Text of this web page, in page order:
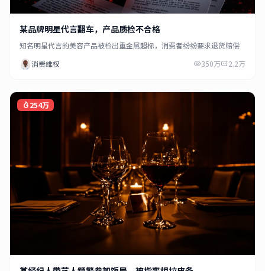
某品牌明星代言翻车，产品质检不合格
知名明星代言的美容产品被检出重金属超标，消费者纷纷要求退货赔偿
消费维权
350万 2.2万
254万